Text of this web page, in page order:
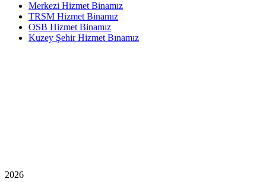
Merkezi Hizmet Binamız
TRSM Hizmet Binamız
OSB Hizmet Binamız
Kuzey Şehir Hizmet Bınamız
2026